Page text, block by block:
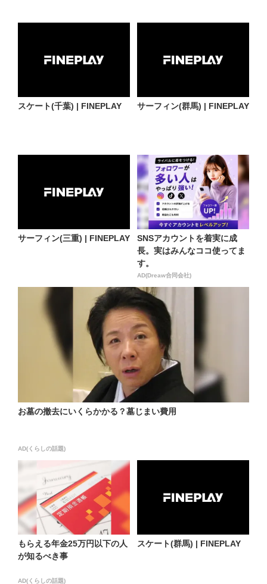
スケート(千葉) | FINEPLAY サーフィン(群馬) | FINEPLAY
サーフィン(三重) | FINEPLAY
SNSアカウントを着実に成
長。実はみんなココ使ってま
す。
AD(Dreaw合同会社)
お墓の撤去にいくらかかる？墓じまい費用
AD(くらしの話題)
もらえる年金25万円以下の人
が知るべき事
AD(くらしの話題)
スケート(群馬) | FINEPLAY